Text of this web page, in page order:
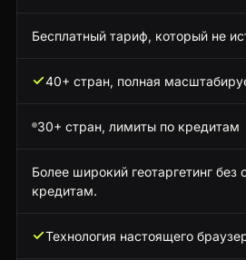
Бесплатный тариф, который не
40+ стран, полная
30+ стран, лимиты по кредитам
Более широкий геотаргетинг без
кредитам.
Технология настоящего